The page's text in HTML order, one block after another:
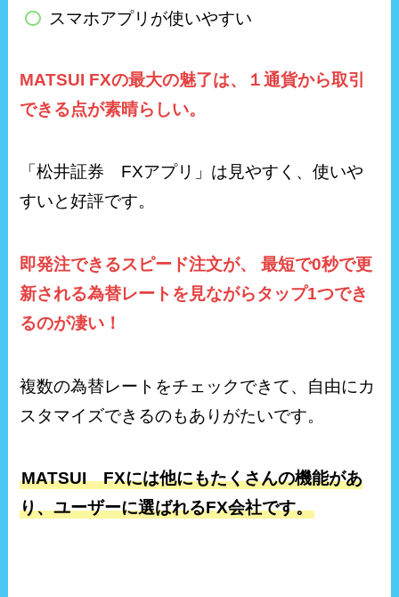
スマホアプリが使いやすい
MATSUI FXの最大の魅了は、１通貨から取引
できる点が素晴らしい。
「松井証券 FXアプリ」は見やすく、使いや
すいと好評です。
即発注できるスピード注文が、 最短で0秒で更
新される為替レートを見ながらタップ1つでき
るのが凄い！
複数の為替レートをチェックできて、自由にカ
スタマイズできるのもありがたいです。
MATSUI FXには他にもたくさんの機能があ
り、ユーザーに選ばれるFX会社です。